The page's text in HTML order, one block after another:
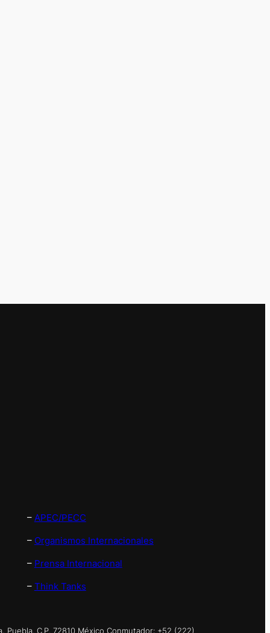
– APEC/PECC
– Organismos Internacionales
– Prensa Internacional
– Think Tanks
C.P. 72810 México Conmutador: +52 (222)